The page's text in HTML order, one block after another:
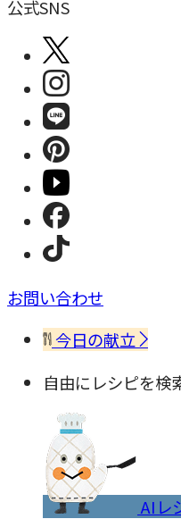
公式SNS
お問い合わせ
今日の献立
自由にレシピを検
AIレ